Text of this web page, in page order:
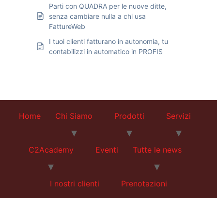
Parti con QUADRA per le nuove ditte,
senza cambiare nulla a chi usa
FattureWeb
I tuoi clienti fatturano in autonomia, tu
contabilizzi in automatico in PROFIS
Home Chi Siamo Prodotti Servizi
C2Academy Eventi Tutte le news
I nostri clienti Prenotazioni